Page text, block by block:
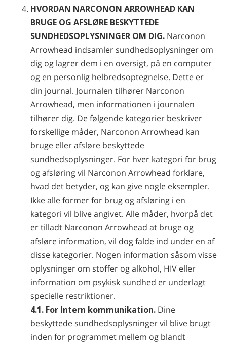
HVORDAN NARCONON ARROWHEAD KAN
BRUGE OG AFSLØRE BESKYTTEDE
SUNDHEDSOPLYSNINGER OM DIG. Narconon
Arrowhead indsamler sundhedsoplysninger om
dig og lagrer dem i en oversigt, på en computer
og en personlig helbredsoptegnelse. Dette er
din journal. Journalen tilhører Narconon
Arrowhead, men informationen i journalen
tilhører dig. De følgende kategorier beskriver
forskellige måder, Narconon Arrowhead kan
bruge eller afsløre beskyttede
sundhedsoplysninger. For hver kategori for brug
og afsløring vil Narconon Arrowhead forklare,
hvad det betyder, og kan give nogle eksempler.
Ikke alle former for brug og afsløring i en
kategori vil blive angivet. Alle måder, hvorpå det
er tilladt Narconon Arrowhead at bruge og
afsløre information, vil dog falde ind under en af
disse kategorier. Nogen information såsom visse
oplysninger om stoffer og alkohol, HIV eller
information om psykisk sundhed er underlagt
specielle restriktioner.
4.1. For Intern kommunikation. Dine
beskyttede sundhedsoplysninger vil blive brugt
inden for programmet mellem og blandt